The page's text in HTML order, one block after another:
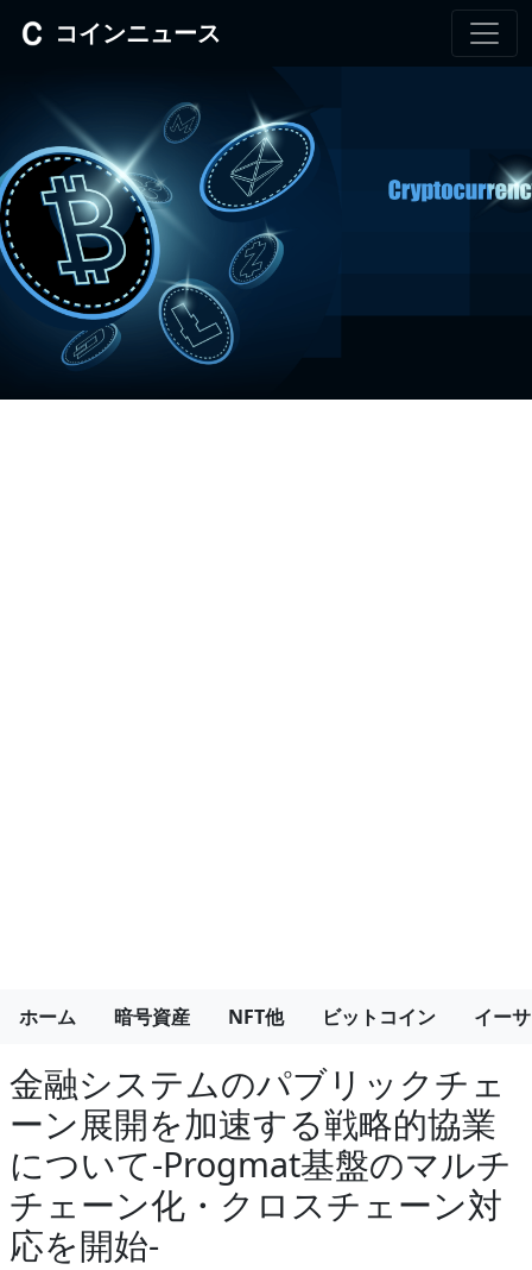
コインニュース
ホーム 暗号資産 NFT他 ビットコイン イー
金融システムのパブリックチェ
ーン展開を加速する戦略的協業
について-Progmat基盤のマルチ
チェーン化・クロスチェーン対
応を開始-